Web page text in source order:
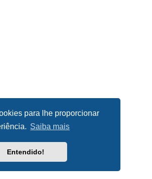
para lhe proporcionar
Saiba mais
Entendido!